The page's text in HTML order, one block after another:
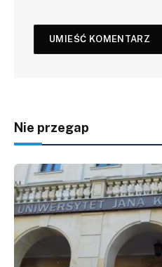
Nie przegap